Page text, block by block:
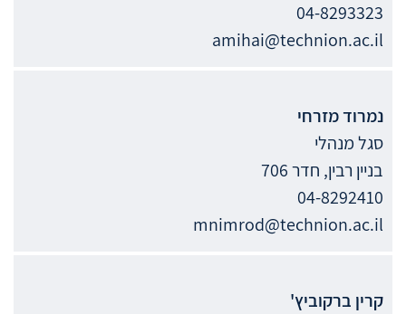
04-8293323
amihai@technion.ac.il
נמרודמזרחי
סגל מנהלי
בניין רבין, חדר 706
04-8292410
mnimrod@technion.ac.il
קרין ברקוביץ'